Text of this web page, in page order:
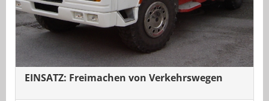
EINSATZ: Freimachen von Verkehrswegen